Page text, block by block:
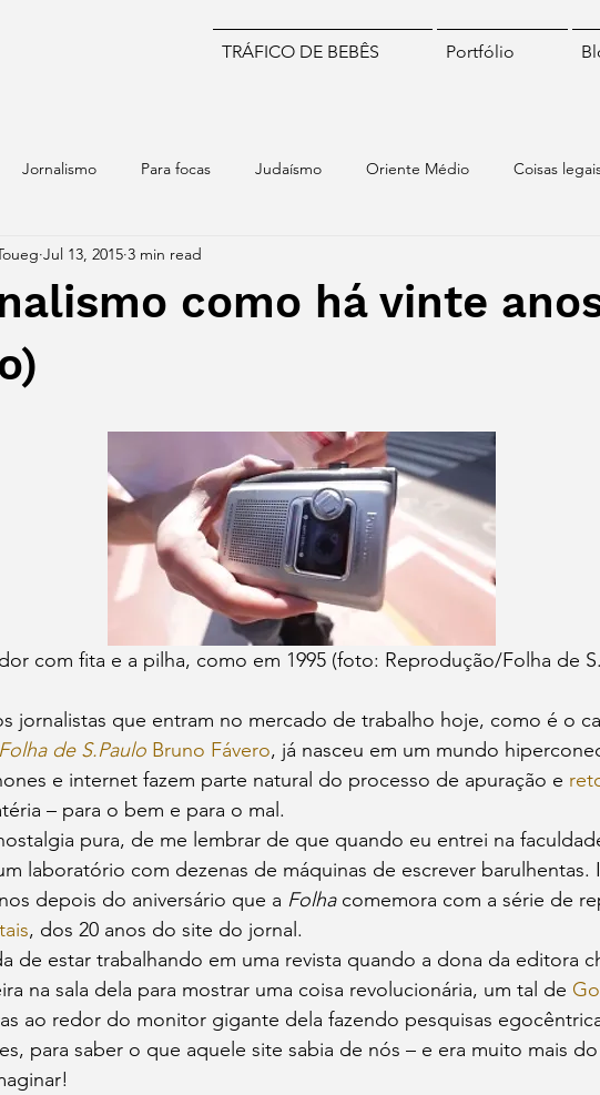
TRÁFICO DE BEBÊS Portfólio
Jornalismo Para focas Judaísmo Oriente Médio Coisas
Idiomas Numismática
como há vinte
Jul 13, 2015 3 min read
out of 5 stars.
com fita e a pilha, como em 1995 (foto: Reprodução/Folha de
jornalistas que entram no mercado de trabalho hoje, como é o
Folha de S.Paulo Bruno Fávero, já nasceu em um mundo
e internet fazem parte natural do processo de apuração e
– para o bem e para o mal.
pura, de me lembrar de que quando eu entrei na
laboratório com dezenas de máquinas de escrever barulhentas.
depois do aniversário que a Folha comemora com a série de
, dos 20 anos do site do jornal.
de estar trabalhando em uma revista quando a dona da editora
na sala dela para mostrar uma coisa revolucionária, um tal de
ao redor do monitor gigante dela fazendo pesquisas
para saber o que aquele site sabia de nós – e era muito mais